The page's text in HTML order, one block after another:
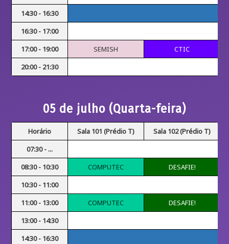
14:30 - 16:30
16:30 - 17:00
17:00 - 19:00
SEMISH
CTIC
20:00 - 21:30
05 de julho (Quarta-feira)
Horário Sala 101 (Prédio T)
Sala 102 (Prédio T)
07:30 - ...
08:30 - 10:30
COMPUTEC
DESAFIE!
10:30 - 11:00
11:00 - 13:00
COMPUTEC
DESAFIE!
13:00 - 14:30
14:30 - 16:30